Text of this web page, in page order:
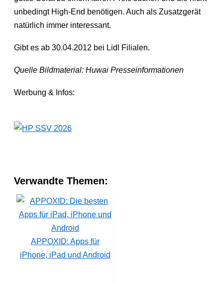
unbedingt High-End benötigen. Auch als Zusatzgerät
natürlich immer interessant.
Gibt es ab 30.04.2012 bei Lidl Filialen.
Quelle Bildmaterial: Huwai Presseinformationen
Werbung & Infos:
Verwandte Themen:
APPOXID: Apps für
iPhone, iPad und Android